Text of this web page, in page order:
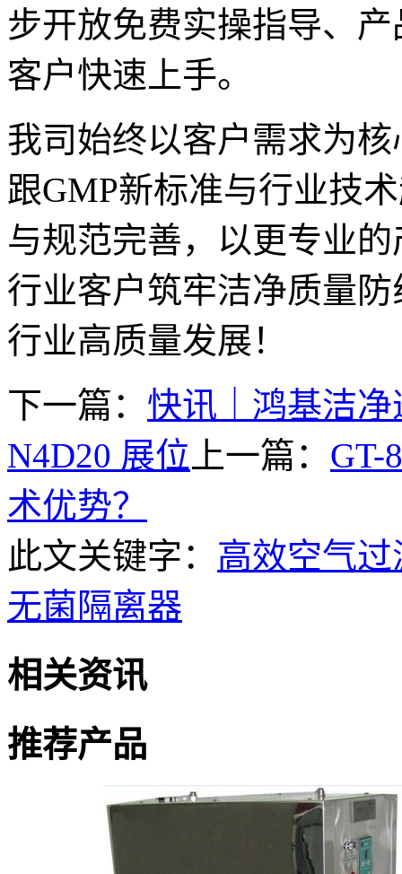
步开放免费实操指导、
客户快速上手。
我司始终以客户需求为
跟GMP新标准与行业技
与规范完善，以更专业
行业客户筑牢洁净质量
行业高质量发展！
下一篇： 快讯｜鸿基洁
N4D20 展位 上一篇： GT-
术优势？
此文关键字： 高效空气过
无菌隔离器
相关资讯
推荐产品